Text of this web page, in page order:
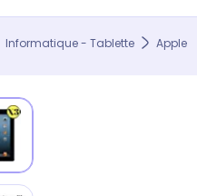
Informatique - Tablette Apple